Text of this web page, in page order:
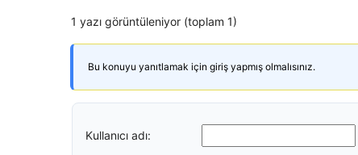
1 yazı görüntüleniyor (toplam 1)
Bu konuyu yanıtlamak için giriş yapmış olmalısınız.
Kullanıcı adı: